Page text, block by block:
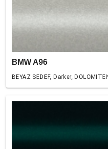
BMW A96
BEYAZ SEDEF, Darker,